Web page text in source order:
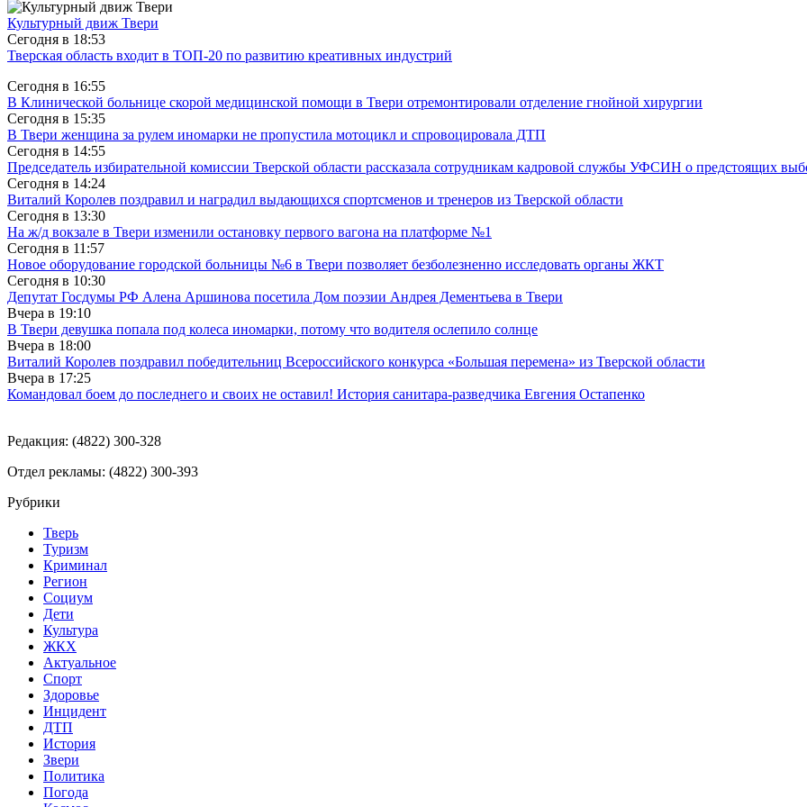
Культурный движ Твери
Сегодня в 18:53
Тверская область входит в ТОП-20 по развитию креативных индустрий
Сегодня в 16:55
В Клинической больнице скорой медицинской помощи в Твери отремонтировали отделение гнойной хирургии
Сегодня в 15:35
В Твери женщина за рулем иномарки не пропустила мотоцикл и спровоцировала ДТП
Сегодня в 14:55
Председатель избирательной комиссии Тверской области рассказала сотрудникам кадровой службы УФСИН о предстоящих
Сегодня в 14:24
Виталий Королев поздравил и наградил выдающихся спортсменов и тренеров из Тверской области
Сегодня в 13:30
На ж/д вокзале в Твери изменили остановку первого вагона на платформе №1
Сегодня в 11:57
Новое оборудование городской больницы №6 в Твери позволяет безболезненно исследовать органы ЖКТ
Сегодня в 10:30
Депутат Госдумы РФ Алена Аршинова посетила Дом поэзии Андрея Дементьева в Твери
Вчера в 19:10
В Твери девушка попала под колеса иномарки, потому что водителя ослепило солнце
Вчера в 18:00
Виталий Королев поздравил победительниц Всероссийского конкурса «Большая перемена» из Тверской области
Вчера в 17:25
Командовал боем до последнего и своих не оставил! История санитара-разведчика Евгения Остапенко
Редакция: (4822) 300-328
Отдел рекламы: (4822) 300-393
Рубрики
Тверь
Туризм
Криминал
Регион
Социум
Дети
Культура
ЖКХ
Актуальное
Спорт
Здоровье
Инцидент
ДТП
История
Звери
Политика
Погода